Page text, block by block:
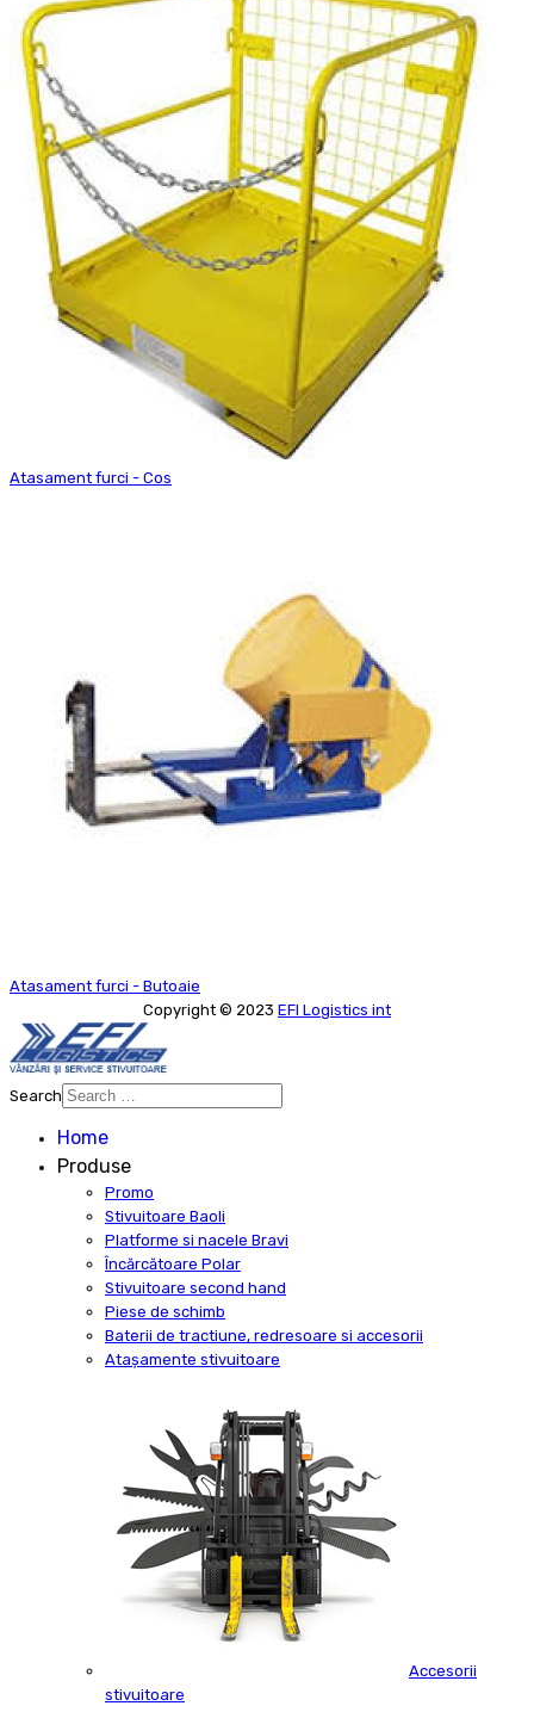
Atasament furci - Cos
Atasament furci - Butoaie
Copyright © 2023 EFI Logistics int
Search
results.
Home
Produse
Promo
Stivuitoare Baoli
Platforme si nacele Bravi
Încărcătoare Polar
Stivuitoare second hand
Piese de schimb
Baterii de tractiune, redresoare si accesorii
Atașamente stivuitoare
Accesorii
stivuitoare